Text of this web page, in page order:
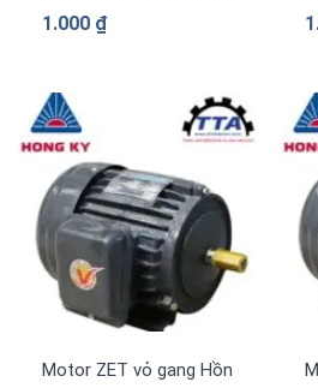
1.000 ₫
Motor ZET vỏ gang Hồng Ký PLC-